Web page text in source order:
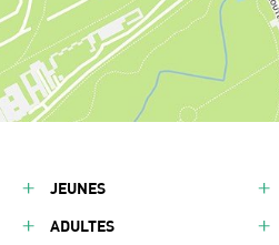
JEUNES
ADULTES